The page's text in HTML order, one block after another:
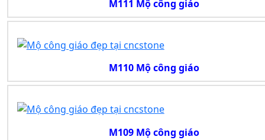
M111 Mộ công giáo
M110 Mộ công giáo
M109 Mộ công giáo